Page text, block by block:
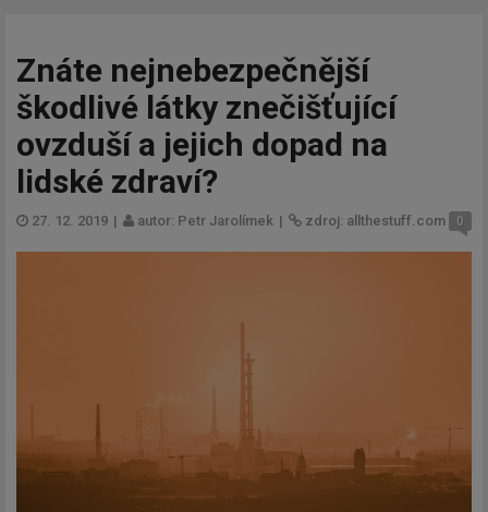
Znáte nejnebezpečnější
škodlivé látky znečišťující
ovzduší a jejich dopad na
lidské zdraví?
27. 12. 2019 | autor: Petr Jarolímek | zdroj: allthestuff.com 0